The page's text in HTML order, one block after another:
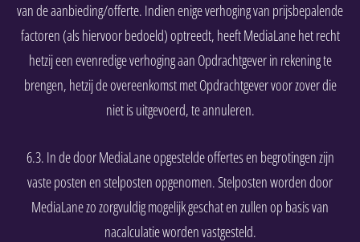
van de aanbieding/offerte. Indien enige verhoging van prijsbepalende
factoren (als hiervoor bedoeld) optreedt, heeft MediaLane het recht
hetzij een evenredige verhoging aan Opdrachtgever in rekening te
brengen, hetzij de overeenkomst met Opdrachtgever voor zover die
niet is uitgevoerd, te annuleren.
6.3. In de door MediaLane opgestelde offertes en begrotingen zijn
vaste posten en stelposten opgenomen. Stelposten worden door
MediaLane zo zorgvuldig mogelijk geschat en zullen op basis van
nacalculatie worden vastgesteld.